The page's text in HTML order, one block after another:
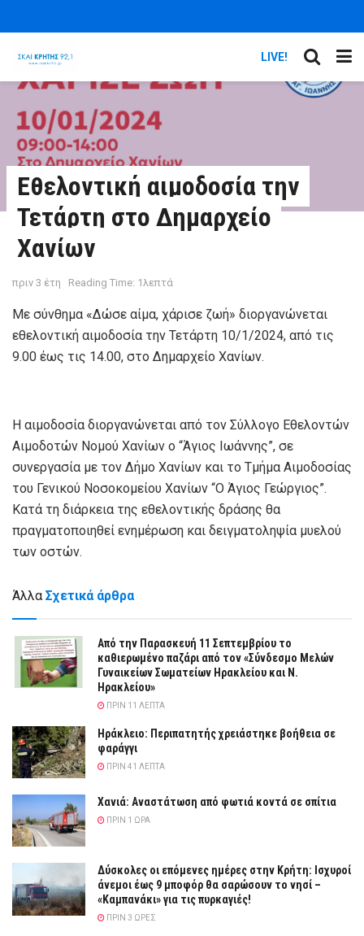
LIVE!
Εθελοντική αιμοδοσία την
Τετάρτη στο Δημαρχείο
Χανίων
πριν 3 έτη Reading Time: 1λεπτά
Με σύνθημα «Δώσε αίμα, χάρισε ζωή» διοργανώνεται
εθελοντική αιμοδοσία την Τετάρτη 10/1/2024, από τις
9.00 έως τις 14.00, στο Δημαρχείο Χανίων.
Η αιμοδοσία διοργανώνεται από τον Σύλλογο Εθελοντών
Αιμοδοτών Νομού Χανίων ο “Άγιος Ιωάννης”, σε
συνεργασία με τον Δήμο Χανίων και το Τμήμα Αιμοδοσίας
του Γενικού Νοσοκομείου Χανίων “Ο Άγιος Γεώργιος”.
Κατά τη διάρκεια της εθελοντικής δράσης θα
πραγματοποιηθεί ενημέρωση και δειγματοληψία μυελού
των οστών.
Άλλα Σχετικά άρθρα
Από την Παρασκευή 11 Σεπτεμβρίου το
καθιερωμένο παζάρι από τον «Σύνδεσμο Μελών
Γυναικείων Σωματείων Ηρακλείου και Ν.
Ηρακλείου»
ΠΡΙΝ 11 ΛΕΠΤΆ
Ηράκλειο: Περιπατητής χρειάστηκε βοήθεια σε
φαράγγι
ΠΡΙΝ 41 ΛΕΠΤΆ
Χανιά: Αναστάτωση από φωτιά κοντά σε σπίτια
ΠΡΙΝ 1 ΏΡΑ
Δύσκολες οι επόμενες ημέρες στην Κρήτη: Ισχυροί
άνεμοι έως 9 μποφόρ θα σαρώσουν το νησί –
«Καμπανάκι» για τις πυρκαγιές!
ΠΡΙΝ 3 ΏΡΕΣ